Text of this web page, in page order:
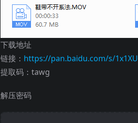
下载地址
链接： https://pan.baidu.com/s/
提取码：tawg
解压密码